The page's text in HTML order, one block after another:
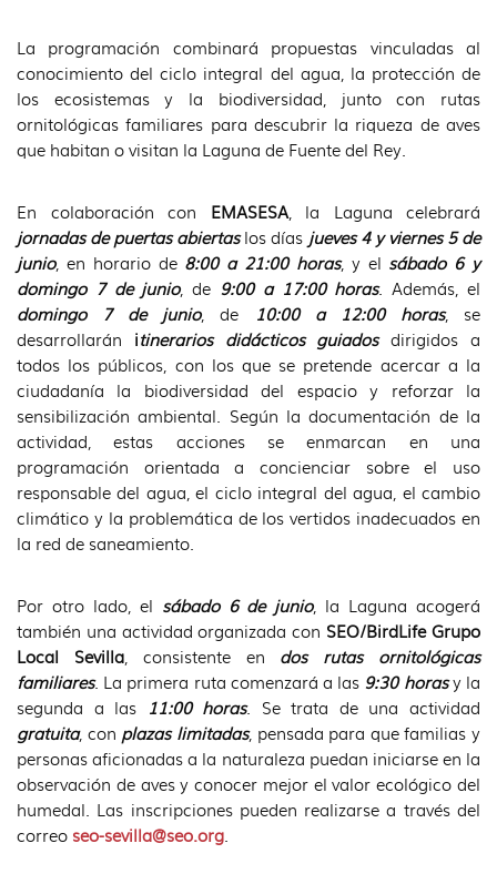
La programación combinará propuestas vinculadas al
conocimiento del ciclo integral del agua, la protección de
los ecosistemas y la biodiversidad, junto con rutas
ornitológicas familiares para descubrir la riqueza de aves
que habitan o visitan la Laguna de Fuente del Rey.
En colaboración con EMASESA, la Laguna celebrará
jornadas de puertas abiertaslos días jueves 4 y viernes 5 de
junio, en horario de 8:00 a 21:00 horas, y el sábado 6 y
domingo 7 de junio, de 9:00 a 17:00 horas. Además, el
domingo 7 de junio, de 10:00 a 12:00 horas, se
desarrollarán itinerarios didácticos guiadosdirigidos a
todos los públicos, con los que se pretende acercar a la
ciudadanía la biodiversidad del espacio y reforzar la
sensibilización ambiental. Según la documentación de la
actividad, estas acciones se enmarcan en una
programación orientada a concienciar sobre el uso
responsable del agua, el ciclo integral del agua, el cambio
climático y la problemática de los vertidos inadecuados en
la red de saneamiento.
Por otro lado, el sábado 6 de junio, la Laguna acogerá
también una actividad organizada con SEO/BirdLife Grupo
Local Sevilla, consistente en dos rutas ornitológicas
familiares. La primera ruta comenzará a las 9:30 horasy la
segunda a las 11:00 horas. Se trata de una actividad
gratuita, con plazas limitadas, pensada para que familias y
personas aficionadas a la naturaleza puedan iniciarse en la
observación de aves y conocer mejor el valor ecológico del
humedal. Las inscripciones pueden realizarse a través del
correo seo-sevilla@seo.org.